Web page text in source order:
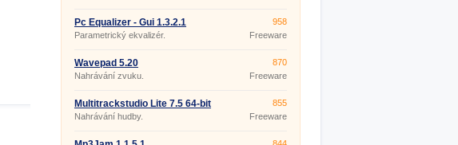
Pc Equalizer - Gui 1.3.2.1
Parametrický ekvalizér.
958
Freeware
Wavepad 5.20
Nahrávání zvuku.
870
Freeware
Multitrackstudio Lite 7.5 64-bit
Nahrávání hudby.
855
Freeware